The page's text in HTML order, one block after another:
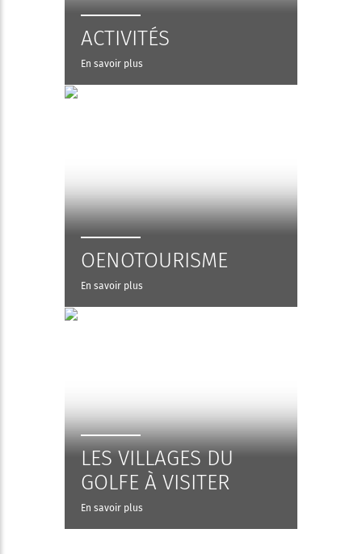
ACTIVITÉS
En savoir plus
OENOTOURISME
En savoir plus
LES VILLAGES DU
GOLFE À VISITER
En savoir plus